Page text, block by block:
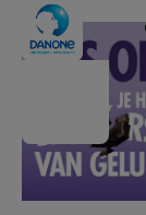
Home
Merken
Zuivel- en